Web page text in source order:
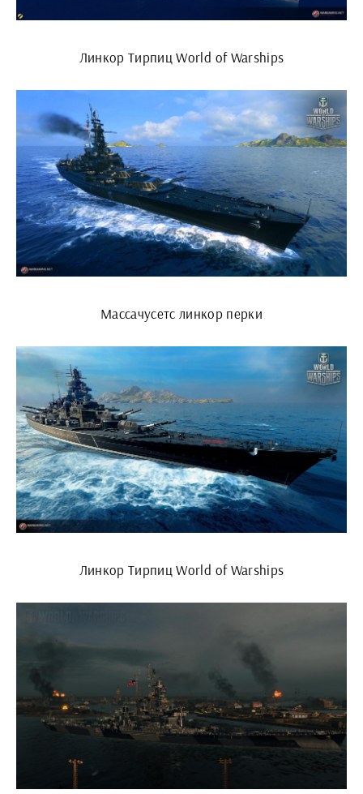
Линкор Тирпиц World of Warships
Массачусетс линкор перки
Линкор Тирпиц World of Warships